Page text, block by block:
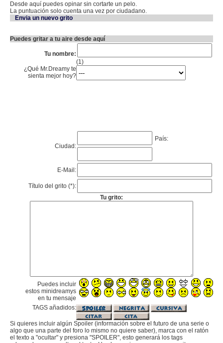
Desde aquí puedes opinar sin cortarte un pelo.
La puntuación solo cuenta una vez por ciudadano.
Envia un nuevo grito
Puedes gritar a tu aire desde aquí
Tu nombre:
(1)
¿Qué Mr.Dreamy te
sienta mejor hoy?
Ciudad:
País:
E-Mail:
Título del grito (*):
Tu grito:
Puedes incluir
estos minidreamys
en tu mensaje
TAGS añadidos:
Si quieres incluir algún Spoiler (información sobre el futuro de una serie o
algo que una parte del foro lo mismo no quiere saber), marca con el ratón
el texto a "ocultar" y presiona "SPOILER", esto generará los tags